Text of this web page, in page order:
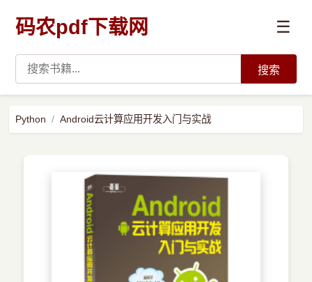
码农pdf下载网 ☰
搜索
Python Android云计算应用开发入门与实战